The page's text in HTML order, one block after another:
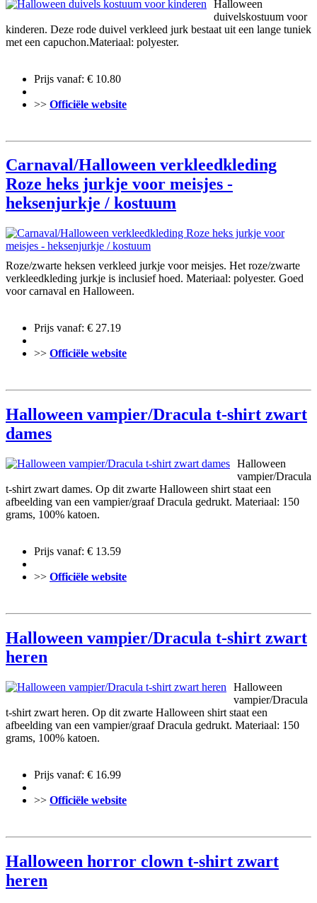
Halloween
duivelskostuum voor
kinderen. Deze rode duivel verkleed jurk bestaat uit een lange tuniek
met een capuchon.Materiaal: polyester.
Prijs vanaf: € 10.80
>> Officiële website
Carnaval/Halloween verkleedkleding
Roze heks jurkje voor meisjes -
heksenjurkje / kostuum
Roze/zwarte heksen verkleed jurkje voor meisjes. Het roze/zwarte
verkleedkleding jurkje is inclusief hoed. Materiaal: polyester. Goed
voor carnaval en Halloween.
Prijs vanaf: € 27.19
>> Officiële website
Halloween vampier/Dracula t-shirt zwart
dames
Halloween
vampier/Dracula
t-shirt zwart dames. Op dit zwarte Halloween shirt staat een
afbeelding van een vampier/graaf Dracula gedrukt. Materiaal: 150
grams, 100% katoen.
Prijs vanaf: € 13.59
>> Officiële website
Halloween vampier/Dracula t-shirt zwart
heren
Halloween
vampier/Dracula
t-shirt zwart heren. Op dit zwarte Halloween shirt staat een
afbeelding van een vampier/graaf Dracula gedrukt. Materiaal: 150
grams, 100% katoen.
Prijs vanaf: € 16.99
>> Officiële website
Halloween horror clown t-shirt zwart
heren